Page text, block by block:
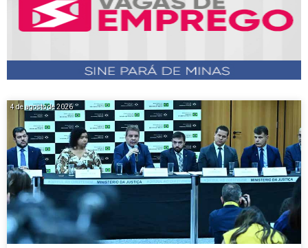
4 de agosto de 2026